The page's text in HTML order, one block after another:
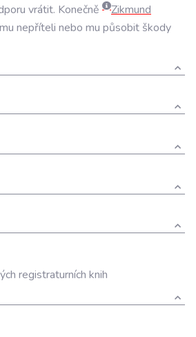
vrátit. Konečně
Zikmund
nepříteli nebo mu působit škody
registraturních knih